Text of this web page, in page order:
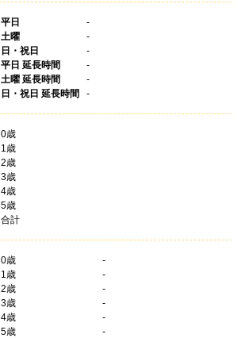
平日
-
土曜
-
日・祝日
-
平日 延長時間
-
土曜 延長時間
-
日・祝日 延長時間
-
0歳
1歳
2歳
3歳
4歳
5歳
合計
0歳
-
1歳
-
2歳
-
3歳
-
4歳
-
5歳 -